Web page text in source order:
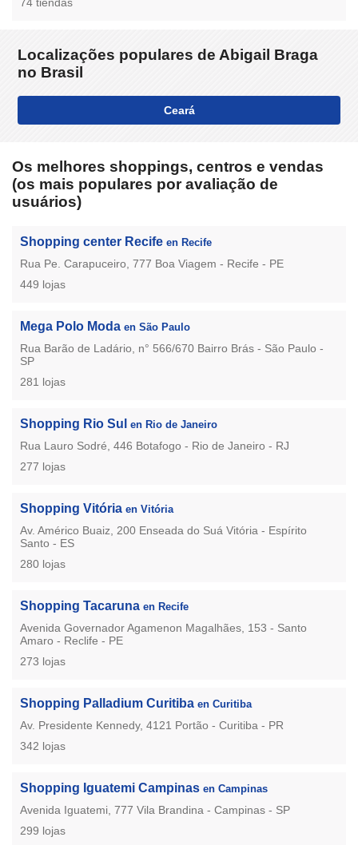
Localizações populares de Abigail Braga
no Brasil
Ceará
Os melhores shoppings, centros e vendas
(os mais populares por avaliação de
usuários)
Shopping center Recife en Recife
Rua Pe. Carapuceiro, 777 Boa Viagem - Recife - PE
449 lojas
Mega Polo Moda en São Paulo
Rua Barão de Ladário, n° 566/670 Bairro Brás - São Paulo -
SP
281 lojas
Shopping Rio Sul en Rio de Janeiro
Rua Lauro Sodré, 446 Botafogo - Rio de Janeiro - RJ
277 lojas
Shopping Vitória en Vitória
Av. Américo Buaiz, 200 Enseada do Suá Vitória - Espírito
Santo - ES
280 lojas
Shopping Tacaruna en Recife
Avenida Governador Agamenon Magalhães, 153 - Santo
Amaro - Reclife - PE
273 lojas
Shopping Palladium Curitiba en Curitiba
Av. Presidente Kennedy, 4121 Portão - Curitiba - PR
342 lojas
Shopping Iguatemi Campinas en Campinas
Avenida Iguatemi, 777 Vila Brandina - Campinas - SP
299 lojas